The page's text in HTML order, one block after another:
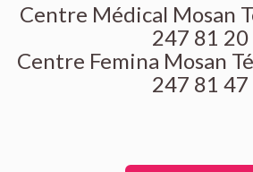
Centre Médical Mosan
247 81 20
Centre Femina Mosan
247 81 47